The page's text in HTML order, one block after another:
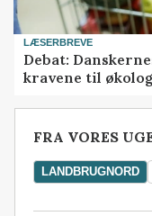
LÆSERBREVE
Debat:
kravene til
FRA VORES
LANDBRUGNORD